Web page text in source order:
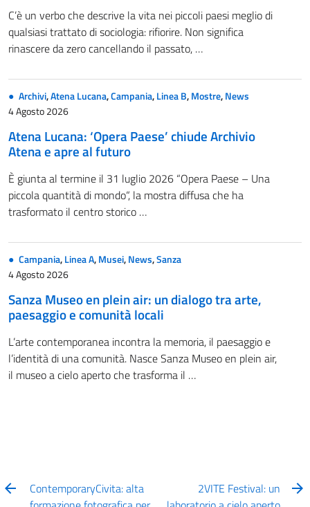
C’è un verbo che descrive la vita nei piccoli paesi meglio di
qualsiasi trattato di sociologia: rifiorire. Non significa
rinascere da zero cancellando il passato, …
Archivi,Atena Lucana,Campania,Linea B,Mostre,News
4 Agosto 2026
Atena Lucana: ‘Opera Paese’ chiude Archivio
Atena e apre al futuro
È giunta al termine il 31 luglio 2026 “Opera Paese – Una
piccola quantità di mondo“, la mostra diffusa che ha
trasformato il centro storico …
Campania,Linea A,Musei,News,Sanza
4 Agosto 2026
Sanza Museo en plein air: un dialogo tra arte,
paesaggio e comunità locali
L’arte contemporanea incontra la memoria, il paesaggio e
l’identità di una comunità. Nasce Sanza Museo en plein air,
il museo a cielo aperto che trasforma il …
ContemporaryCivita: alta
2VITE Festival: un